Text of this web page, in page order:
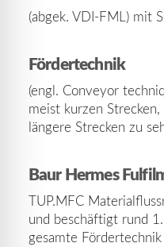
(abgek. VDI-FML) mit
Fördertechnik
(engl. Conveyor
meist kurzen
längere Strecken zu
Baur Hermes
TUP.MFC
und beschäftigt rund
gesamte